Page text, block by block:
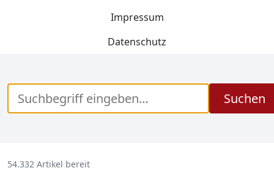
Impressum
Datenschutz
Suchen
54.332 Artikel bereit